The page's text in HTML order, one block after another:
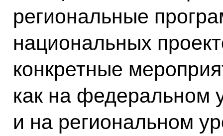
региональные
национальных
конкретные
как на федеральном
и на региональном